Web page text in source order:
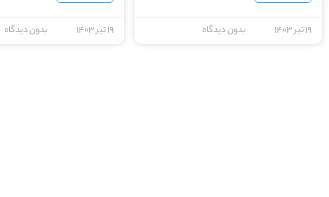
۱۹ تیر ۱۴۰۳ بدون دیدگاه ۱۹ تیر ۱۴۰۳ بدون دیدگاه